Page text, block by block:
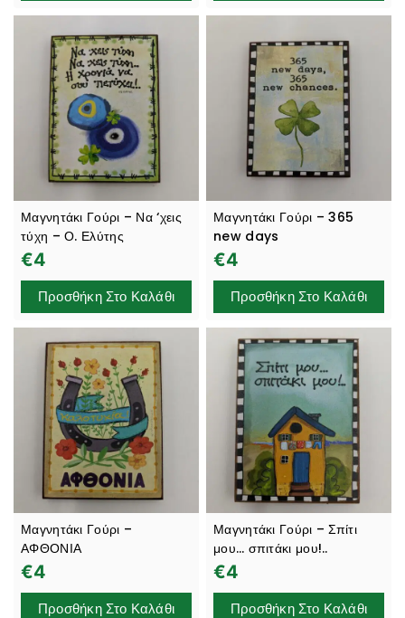
Μαγνητάκι Γούρι – Να ‘χεις
τύχη – Ο. Ελύτης
€4
Προσθήκη Στο Καλάθι
Μαγνητάκι Γούρι – 365
new days
€4
Προσθήκη Στο Καλάθι
Μαγνητάκι Γούρι –
ΑΦΘΟΝΙΑ
€4
Προσθήκη Στο Καλάθι
Μαγνητάκι Γούρι – Σπίτι
μου… σπιτάκι μου!..
€4
Προσθήκη Στο Καλάθι